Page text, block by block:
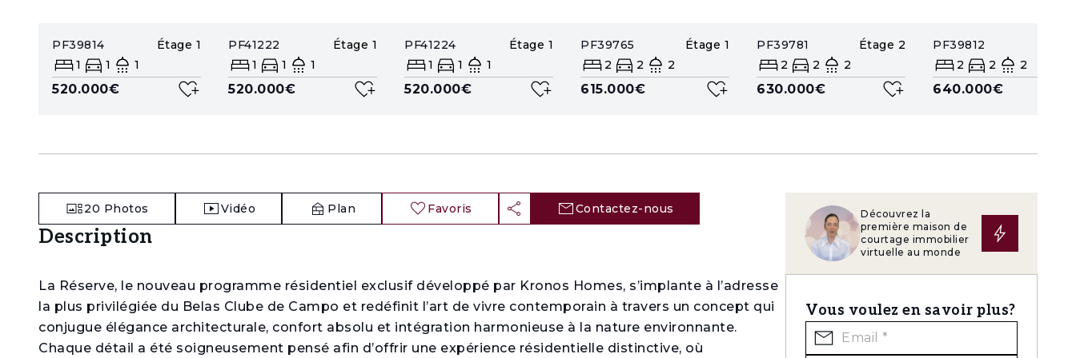
PF39814 Étage 1
1
1 1
520.000€
PF41222 Étage 1
1
1 1
520.000€
PF41224 Étage 1
1
1 1
520.000€
PF39765 Étage 1
2
2 2
615.000€
PF39781 Étage 2
2
2 2
630.000€
PF39812
2
2 2
640.000€
20 Photos Vidéo Plan Favoris Contactez-nous
Description
La Réserve, le nouveau programme résidentiel exclusif développé par Kronos Homes, s’implante à l’adresse
la plus privilégiée du Belas Clube de Campo et redéfinit l’art de vivre contemporain à travers un concept qui
conjugue élégance architecturale, confort absolu et intégration harmonieuse à la nature environnante.
Chaque détail a été soigneusement pensé afin d’offrir une expérience résidentielle distinctive, où
Découvrez la
première maison de
courtage immobilier
virtuelle au monde
Vous voulez en savoir plus?